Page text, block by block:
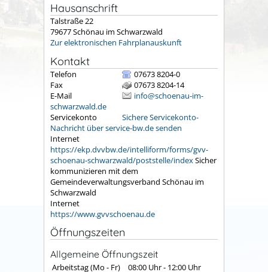
Hausanschrift
Talstraße 22
79677Schönau im Schwarzwald
Zur elektronischen Fahrplanauskunft
Kontakt
Telefon
07673 8204-0
Fax
07673 8204-14
E-Mail
info@schoenau-im-
schwarzwald.de
Servicekonto
Sichere Servicekonto-
Nachricht über service-bw.de senden
Internet
https://ekp.dvvbw.de/intelliform/forms/gvv-
schoenau-schwarzwald/poststelle/indexSicher
kommunizieren mit dem
Gemeindeverwaltungsverband Schönau im
Schwarzwald
Internet
https://www.gvvschoenau.de
Öffnungszeiten
Allgemeine Öffnungszeit
Arbeitstag (Mo - Fr) 08:00 Uhr- 12:00 Uhr